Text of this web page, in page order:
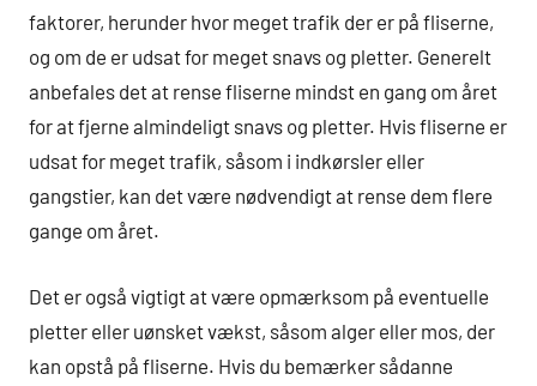
faktorer, herunder hvor meget trafik der er på fliserne,
og om de er udsat for meget snavs og pletter. Generelt
anbefales det at rense fliserne mindst en gang om året
for at fjerne almindeligt snavs og pletter. Hvis fliserne er
udsat for meget trafik, såsom i indkørsler eller
gangstier, kan det være nødvendigt at rense dem flere
gange om året.
Det er også vigtigt at være opmærksom på eventuelle
pletter eller uønsket vækst, såsom alger eller mos, der
kan opstå på fliserne. Hvis du bemærker sådanne